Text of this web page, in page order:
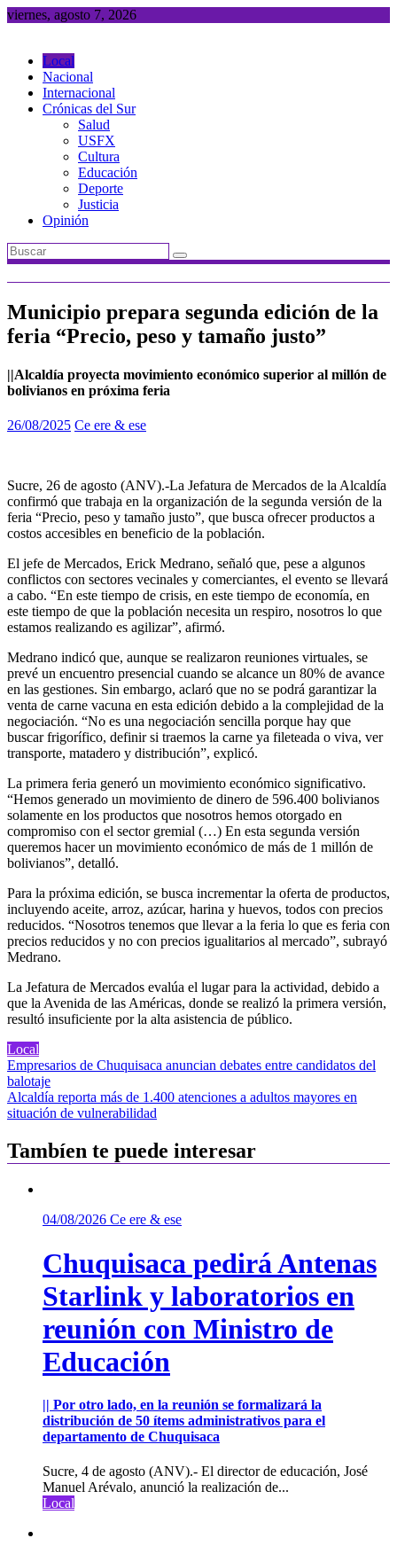
Saltar
viernes, agosto 7, 2026
Local
Nacional
Internacional
Crónicas del Sur
Salud
USFX
Cultura
Educación
Deporte
Justicia
Opinión
Municipio prepara segunda edición de la
feria “Precio, peso y tamaño justo”
||Alcaldía proyecta movimiento económico superior al millón de
bolivianos en próxima feria
26/08/2025 Ce ere & ese
Sucre, 26 de agosto (ANV).-La Jefatura de Mercados de la Alcaldía
confirmó que trabaja en la organización de la segunda versión de la
feria “Precio, peso y tamaño justo”, que busca ofrecer productos a
costos accesibles en beneficio de la población.
El jefe de Mercados, Erick Medrano, señaló que, pese a algunos
conflictos con sectores vecinales y comerciantes, el evento se llevará
a cabo. “En este tiempo de crisis, en este tiempo de economía, en
este tiempo de que la población necesita un respiro, nosotros lo que
estamos realizando es agilizar”, afirmó.
Medrano indicó que, aunque se realizaron reuniones virtuales, se
prevé un encuentro presencial cuando se alcance un 80% de avance
en las gestiones. Sin embargo, aclaró que no se podrá garantizar la
venta de carne vacuna en esta edición debido a la complejidad de la
negociación. “No es una negociación sencilla porque hay que
buscar frigorífico, definir si traemos la carne ya fileteada o viva, ver
transporte, matadero y distribución”, explicó.
La primera feria generó un movimiento económico significativo.
“Hemos generado un movimiento de dinero de 596.400 bolivianos
solamente en los productos que nosotros hemos otorgado en
compromiso con el sector gremial (…) En esta segunda versión
queremos hacer un movimiento económico de más de 1 millón de
bolivianos”, detalló.
Para la próxima edición, se busca incrementar la oferta de productos,
incluyendo aceite, arroz, azúcar, harina y huevos, todos con precios
reducidos. “Nosotros tenemos que llevar a la feria lo que es feria con
precios reducidos y no con precios igualitarios al mercado”, subrayó
Medrano.
La Jefatura de Mercados evalúa el lugar para la actividad, debido a
que la Avenida de las Américas, donde se realizó la primera versión,
resultó insuficiente por la alta asistencia de público.
Local
Navegación
de
entradas
Empresarios de Chuquisaca anuncian debates entre candidatos del
balotaje
Alcaldía reporta más de 1.400 atenciones a adultos mayores en
situación de vulnerabilidad
Tambíen te puede interesar
04/08/2026 Ce ere & ese
Chuquisaca pedirá Antenas
Starlink y laboratorios en
reunión con Ministro de
Educación
|| Por otro lado, en la reunión se formalizará la
distribución de 50 ítems administrativos para el
departamento de Chuquisaca
Sucre, 4 de agosto (ANV).- El director de educación, José
Manuel Arévalo, anunció la realización de...
Local